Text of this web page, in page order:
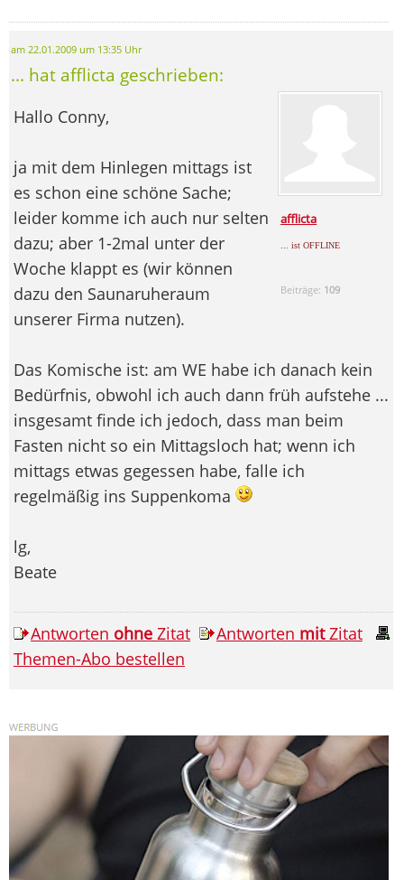
am 22.01.2009 um 13:35 Uhr
... hat afflicta geschrieben:
afflicta
... ist OFFLINE
Beiträge: 109
Hallo Conny,
ja mit dem Hinlegen mittags ist
es schon eine schöne Sache;
leider komme ich auch nur selten
dazu; aber 1-2mal unter der
Woche klappt es (wir können
dazu den Saunaruheraum
unserer Firma nutzen).
Das Komische ist: am WE habe ich danach kein
Bedürfnis, obwohl ich auch dann früh aufstehe ...
insgesamt finde ich jedoch, dass man beim
Fasten nicht so ein Mittagsloch hat; wenn ich
mittags etwas gegessen habe, falle ich
regelmäßig ins Suppenkoma
lg,
Beate
Antworten ohne Zitat Antworten mitZitat
Themen-Abo bestellen